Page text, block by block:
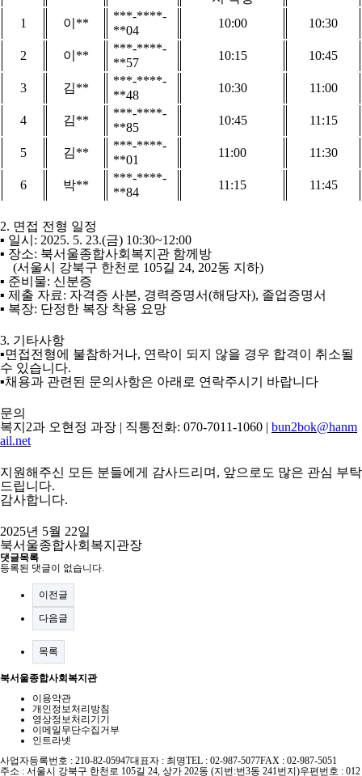
1 이 **
***-****-
**04
10:00 10:30
2 이 **
***-****-
**57
10:15 10:45
3 김**
***-****-
**48
10:30 11:00
4 김**
***-****-
**85
10:45 11:15
5 김**
***-****-
**01
11:00 11:30
6 박**
***-****-
**84
11:15 11:45
2. 면접 전형 일정
▪ 일시 : 2025. 5. 23.(금) 10:30~12:00
▪ 장소: 북서울종합사회복지관 함께방
(서울시 강북구 한천로 105길 24, 202동 지하)
▪ 준비물: 신분증
▪ 제출 자료: 자격증 사본, 경력증명서(해당자), 졸업증명서
▪ 복장: 단정한 복장 착용 요망
3. 기타사항
▪면접전형에 불참하거나, 연락이 되지 않을 경우 합격이 취소될
수 있습니다.
▪채용과 관련된 문의사항은 아래로 연락주시기 바랍니다
문의
복지 2과 오현정 과장 | 직통전화: 070-7011-1060 | bun2bok@hanm
ail.net
지원해주신 모든 분들에게 감사드리며 , 앞으로도 많은 관심 부탁
드립니다.
감사합니다.
2025년 5월 22일
북서울종합사회복지관장
댓글목록
등록된 댓글이 없습니다.
이전글
다음글
목록
북서울종합사회복지관
이용약관
개인정보처리방침
영상정보처리기기
이메일무단수집거부
인트라넷
사업자등록번호 : 210-82-05947대표자 : 최명TEL : 02-987-5077FAX : 02-987-5051
주소 : 서울시 강북구 한천로 105길 24, 상가 202동 (지번:번3동 241번지)우편번호 : 012